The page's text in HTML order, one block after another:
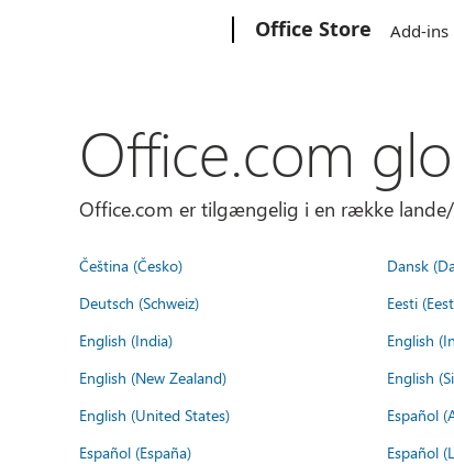
Office Store Add-ins
Office.com
Office.com er tilgængelig i en række
Čeština (Česko) Dansk
Deutsch (Schweiz)
Eesti
English (India)
English
English (New Zealand)
English
English (United States)
Español
Español (España)
Español